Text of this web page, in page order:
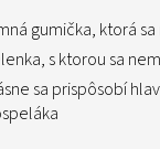
gumička, ktorá
s ktorou sa
sa prispôsobí